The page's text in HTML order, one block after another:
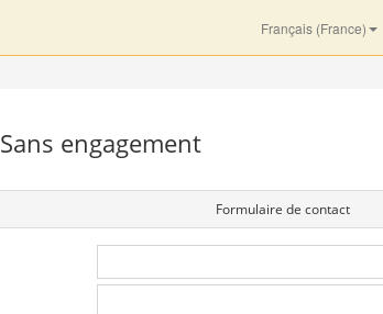
Français (France)
Sans engagement
Formulaire de contact